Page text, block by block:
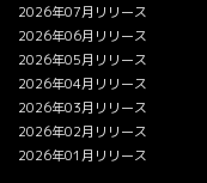
2026年07月リリース
2026年06月リリース
2026年05月リリース
2026年04月リリース
2026年03月リリース
2026年02月リリース
2026年01月リリース